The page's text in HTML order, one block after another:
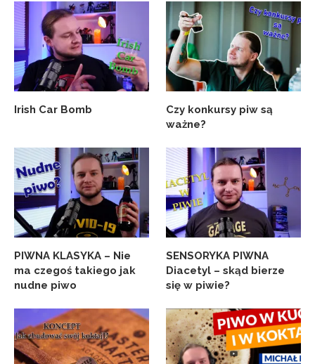
Irish Car Bomb
Czy konkursy piw są
ważne?
PIWNA KLASYKA – Nie
ma czegoś takiego jak
nudne piwo
SENSORYKA PIWNA
Diacetyl – skąd bierze
się w piwie?